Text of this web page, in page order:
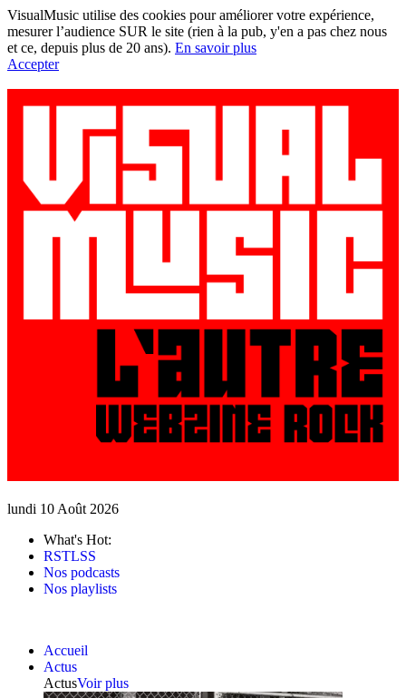
VisualMusic utilise des cookies pour améliorer votre expérience,
mesurer l’audience SUR le site (rien à la pub, y'en a pas chez nous
et ce, depuis plus de 20 ans). En savoir plus
Accepter
lundi 10 Août 2026
What's Hot:
RSTLSS
Nos podcasts
Nos playlists
Accueil
Actus
ActusVoir plus